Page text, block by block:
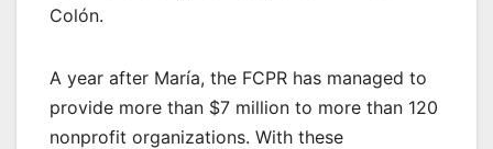
Colón.
A year after María, the FCPR has managed to
provide more than $7 million to more than 120
nonprofit organizations. With these